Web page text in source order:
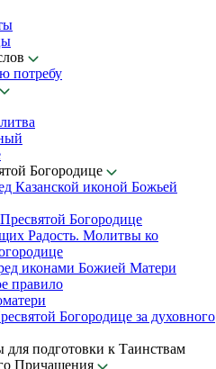
потребу
Богородице
Казанской иконой Божьей
Богородице
Радость. Молитвы ко
иконами Божией Матери
правило
Богородице за духовного
подготовки к Таинствам
Причащения